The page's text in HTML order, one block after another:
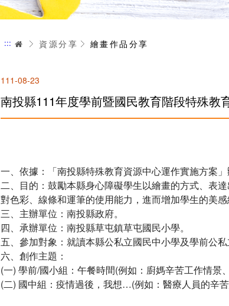
::: 首頁資源分享 繪畫作品分享
111-08-23
南投縣111年度學前暨國民教育階段特殊教
一、依據：「南投縣特殊教育資源中心運作實施方案」
二、目的：鼓勵本縣身心障礙學生以繪畫的方式、表
對色彩、線條和運筆的使用能力，進而增加學生的美感
三、主辦單位：南投縣政府。
四、承辦單位：南投縣草屯鎮草屯國民小學。
五、參加對象：就讀本縣公私立國民中小學及學前公私
六、創作主題：
(一) 學前/國小組：午餐時間(例如：廚媽辛苦工作情
(二) 國中組：疫情過後，我想…(例如：醫療人員的辛